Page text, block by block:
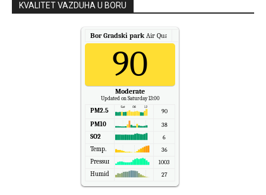
KVALITET VAZDUHA U BORU
Bor Gradski park Air Quality.
90
Moderate
Updated on Saturday 13:00
PM2.5 90
PM10 38
SO2 6
Temp. 36
Pressure 1003
Humidity 27